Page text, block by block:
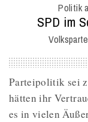
Politik
SPD im
Parteipolitik sei
hätten ihr
es in vielen